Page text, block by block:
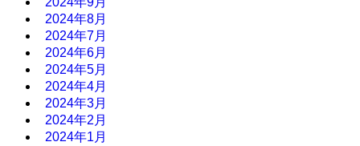
2024年8月
2024年7月
2024年6月
2024年5月
2024年4月
2024年3月
2024年2月
2024年1月